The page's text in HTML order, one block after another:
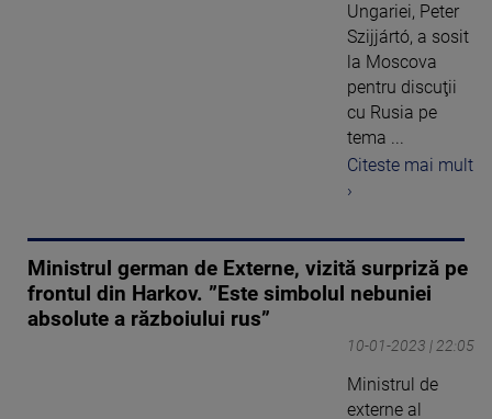
Ungariei, Peter
Szijjártó, a sosit
la Moscova
pentru discuţii
cu Rusia pe
tema ...
Citeste mai mult
›
Ministrul german de Externe, vizită surpriză pe
frontul din Harkov. ”Este simbolul nebuniei
absolute a războiului rus”
10-01-2023 | 22:05
Ministrul de
externe al